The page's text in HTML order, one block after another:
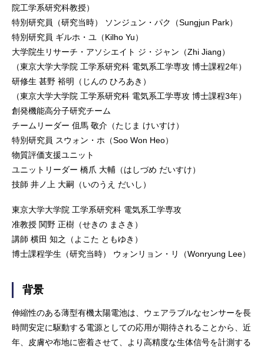
院工学系研究科教授）
特別研究員（研究当時） ソンジュン・パク（Sungjun Park）
特別研究員 ギルホ・ユ（Kilho Yu）
大学院生リサーチ・アソシエイト ジ・ジャン（Zhi Jiang）
（東京大学大学院 工学系研究科 電気系工学専攻 博士課程2年）
研修生 甚野 裕明（じんの ひろあき）
（東京大学大学院 工学系研究科 電気系工学専攻 博士課程3年）
創発機能高分子研究チーム
チームリーダー 伹馬 敬介（たじま けいすけ）
特別研究員 スウォン・ホ（Soo Won Heo）
物質評価支援ユニット
ユニットリーダー 橋爪 大輔（はしづめ だいすけ）
技師 井ノ上 大嗣（いのうえ だいし）
東京大学大学院 工学系研究科 電気系工学専攻
准教授 関野 正樹（せきの まさき）
講師 横田 知之（よこた ともゆき）
博士課程学生（研究当時） ウォンリョン・リ（Wonryung Lee）
背景
伸縮性のある薄型有機太陽電池は、ウェアラブルなセンサーを長
時間安定に駆動する電源としての応用が期待されることから、近
年、皮膚や布地に密着させて、より高精度な生体信号を計測する